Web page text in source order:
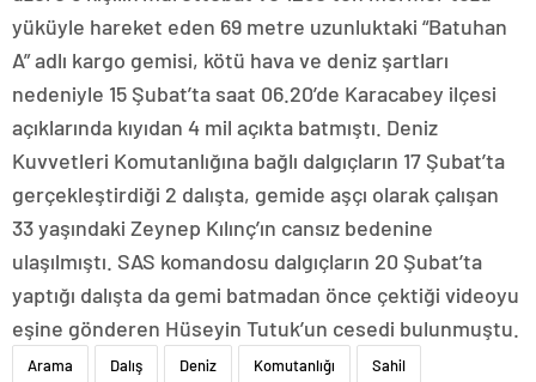
yüküyle hareket eden 69 metre uzunluktaki “Batuhan
A” adlı kargo gemisi, kötü hava ve deniz şartları
nedeniyle 15 Şubat’ta saat 06.20’de Karacabey ilçesi
açıklarında kıyıdan 4 mil açıkta batmıştı. Deniz
Kuvvetleri Komutanlığına bağlı dalgıçların 17 Şubat’ta
gerçekleştirdiği 2 dalışta, gemide aşçı olarak çalışan
33 yaşındaki Zeynep Kılınç’ın cansız bedenine
ulaşılmıştı. SAS komandosu dalgıçların 20 Şubat’ta
yaptığı dalışta da gemi batmadan önce çektiği videoyu
eşine gönderen Hüseyin Tutuk’un cesedi bulunmuştu.
Arama Dalış Deniz Komutanlığı Sahil